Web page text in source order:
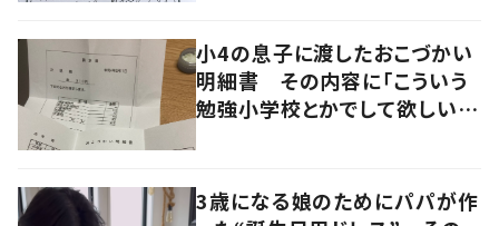
小4の息子に渡したおこづかい
明細書 その内容に「こういう
勉強小学校とかでして欲しい」
3歳になる娘のためにパパが作